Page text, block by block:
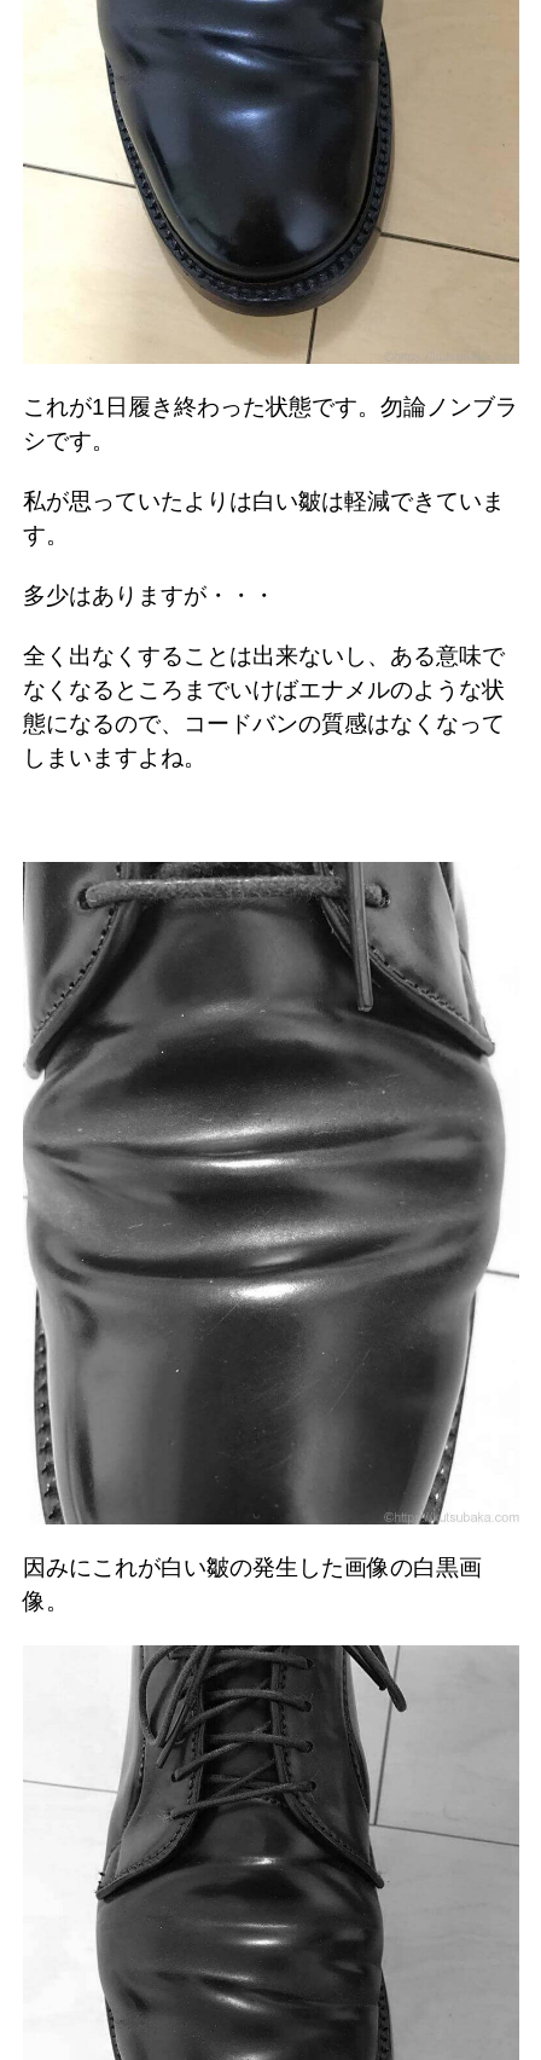
これが1日履き終わった状態です。勿論ノンブラ
シです。
私が思っていたよりは白い皺は軽減できていま
す。
多少はありますが・・・
全く出なくすることは出来ないし、ある意味で
なくなるところまでいけばエナメルのような状
態になるので、コードバンの質感はなくなって
しまいますよね。
因みにこれが白い皺の発生した画像の白黒画
像。